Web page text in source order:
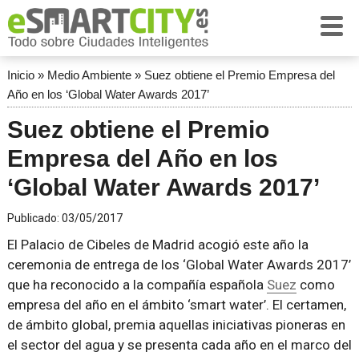
Inicio» Medio Ambiente» Suez obtiene el Premio Empresa del
Año en los ‘Global Water Awards 2017’
Suez obtiene el Premio
Empresa del Año en los
‘Global Water Awards 2017’
Publicado: 03/05/2017
El Palacio de Cibeles de Madrid acogió este año la
ceremonia de entrega de los ‘Global Water Awards 2017’
que ha reconocido a la compañía española Suez como
empresa del año en el ámbito ‘smart water’. El certamen,
de ámbito global, premia aquellas iniciativas pioneras en
el sector del agua y se presenta cada año en el marco del